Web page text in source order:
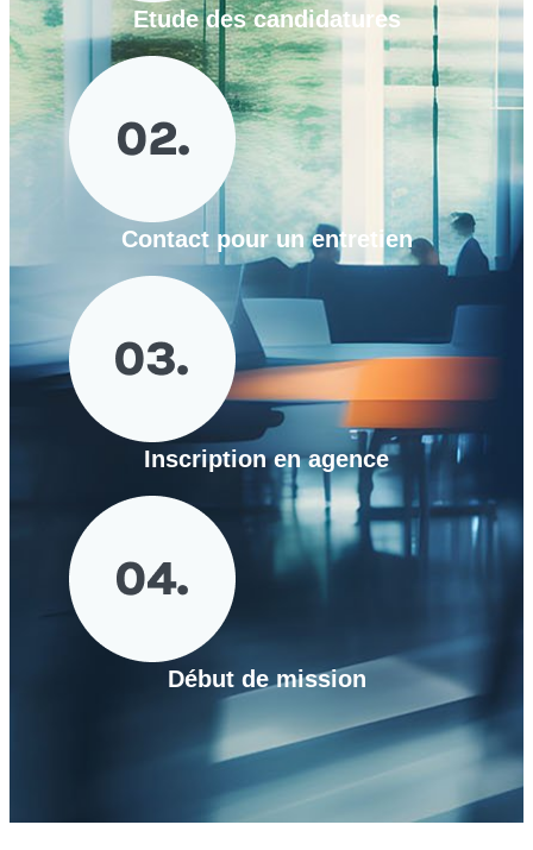
Etude des candidatures
Contact pour un entretien
Inscription en agence
Début de mission